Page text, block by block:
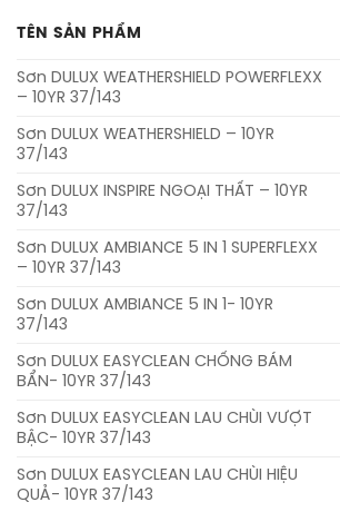
TÊN SẢN PHẨM
Sơn DULUX WEATHERSHIELD POWERFLEXX
– 10YR 37/143
Sơn DULUX WEATHERSHIELD – 10YR
37/143
Sơn DULUX INSPIRE NGOẠI THẤT – 10YR
37/143
Sơn DULUX AMBIANCE 5 IN 1 SUPERFLEXX
– 10YR 37/143
Sơn DULUX AMBIANCE 5 IN 1- 10YR
37/143
Sơn DULUX EASYCLEAN CHỐNG BÁM
BẨN- 10YR 37/143
Sơn DULUX EASYCLEAN LAU CHÙI VƯỢT
BẬC- 10YR 37/143
Sơn DULUX EASYCLEAN LAU CHÙI HIỆU
QUẢ- 10YR 37/143